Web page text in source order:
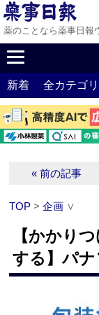
薬のことなら薬事日報
新着 全カテゴ
« 前の記事
TOP >企画 ∨
【かかり
する】パ